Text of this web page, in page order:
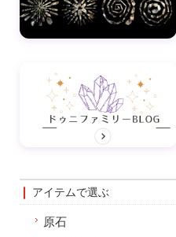
アイテムで選ぶ
原石